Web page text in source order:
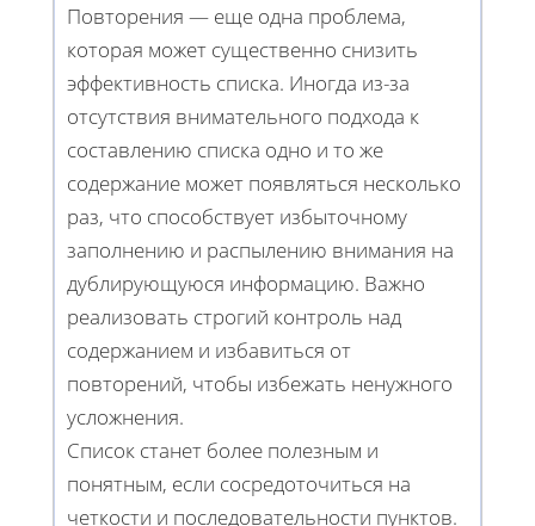
Повторения — еще одна проблема,
которая может существенно снизить
эффективность списка. Иногда из-за
отсутствия внимательного подхода к
составлению списка одно и то же
содержание может появляться несколько
раз, что способствует избыточному
заполнению и распылению внимания на
дублирующуюся информацию. Важно
реализовать строгий контроль над
содержанием и избавиться от
повторений, чтобы избежать ненужного
усложнения.
Список станет более полезным и
понятным, если сосредоточиться на
четкости и последовательности пунктов.